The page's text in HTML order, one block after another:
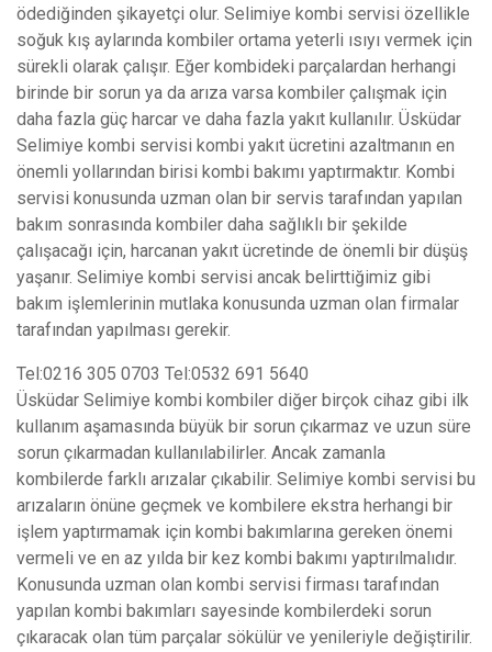
ödediğinden şikayetçi olur. Selimiye kombi servisi özellikle
soğuk kış aylarında kombiler ortama yeterli ısıyı vermek için
sürekli olarak çalışır. Eğer kombideki parçalardan herhangi
birinde bir sorun ya da arıza varsa kombiler çalışmak için
daha fazla güç harcar ve daha fazla yakıt kullanılır. Üsküdar
Selimiye kombi servisi kombi yakıt ücretini azaltmanın en
önemli yollarından birisi kombi bakımı yaptırmaktır. Kombi
servisi konusunda uzman olan bir servis tarafından yapılan
bakım sonrasında kombiler daha sağlıklı bir şekilde
çalışacağı için, harcanan yakıt ücretinde de önemli bir düşüş
yaşanır. Selimiye kombi servisi ancak belirttiğimiz gibi
bakım işlemlerinin mutlaka konusunda uzman olan firmalar
tarafından yapılması gerekir.
Tel:0216 305 0703 Tel:0532 691 5640
Üsküdar Selimiye kombi kombiler diğer birçok cihaz gibi ilk
kullanım aşamasında büyük bir sorun çıkarmaz ve uzun süre
sorun çıkarmadan kullanılabilirler. Ancak zamanla
kombilerde farklı arızalar çıkabilir. Selimiye kombi servisi bu
arızaların önüne geçmek ve kombilere ekstra herhangi bir
işlem yaptırmamak için kombi bakımlarına gereken önemi
vermeli ve en az yılda bir kez kombi bakımı yaptırılmalıdır.
Konusunda uzman olan kombi servisi firması tarafından
yapılan kombi bakımları sayesinde kombilerdeki sorun
çıkaracak olan tüm parçalar sökülür ve yenileriyle değiştirilir.